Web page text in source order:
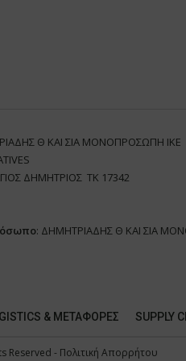
Θ ΚΑΙ ΣΙΑ ΜΟΝΟΠΡΟΣΩΠΗ ΙΚΕ
ΔΗΜΗΤΡΙΟΣ ΤΚ 17342
: ΔΗΜΗΤΡΙΑΔΗΣ Θ ΚΑΙ ΣΙΑ
& ΜΕΤΑΦΟΡΕΣ SUPPLY
Reserved - Πολιτική Απορρήτου